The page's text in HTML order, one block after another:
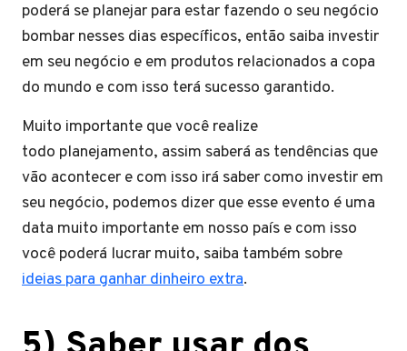
poderá se planejar para estar fazendo o seu negócio
bombar nesses dias específicos, então saiba investir
em seu negócio e em produtos relacionados a copa
do mundo e com isso terá sucesso garantido.
Muito importante que você realize
todo planejamento, assim saberá as tendências que
vão acontecer e com isso irá saber como investir em
seu negócio, podemos dizer que esse evento é uma
data muito importante em nosso país e com isso
você poderá lucrar muito, saiba também sobre
ideias para ganhar dinheiro extra.